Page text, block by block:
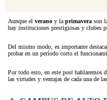
Aunque el verano y la primavera son
hay instituciones prestigiosas y clubes
Del mismo modo, es importante
probar en un período corto el
Por todo esto, en este post hablaremos
las virtudes y ventajas de cada una de